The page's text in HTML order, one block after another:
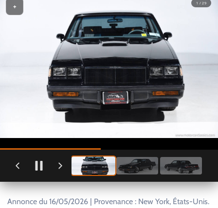
1 / 29
+
Annonce du 16/05/2026 | Provenance : New York, États-Unis.